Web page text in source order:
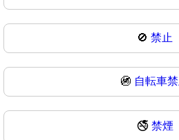
🚫 禁止
🚳 自転車
🚭 禁煙